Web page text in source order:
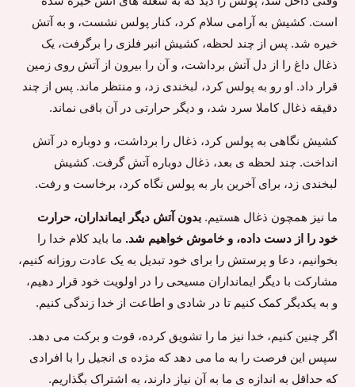
است. کشیش به آرامی سلام کرد، کنار پولس نشست، و به آتش
خیره شد. پس از چند لحظه، کشیش انبر فلزی را برگرفت، یک
ذغال داغ را از دل آتش برداشت، و آن را بیرون از آتش روی زمین
قرار داد. او رو به پولس کرد، لبخندی زد، و منتظر ماند. پس از چند
دقیقه ذغال کاملا سرد شد، و دیگر حرارتی در آن باقی نماند.
کشیش نگاهی به پولس کرد، ذغال را برداشت، و دوباره در آتش
انداخت. چند لحظه ی بعد، ذغال دوباره آتش گرفت. کشیش
لبخندی زد، برای آخرین بار به پولس نگاه کرد، برخاست و رفت.
ما نیز همچون ذغال هستیم.بدون آتش دیگر ایمانداران، حرارت
خود را از دست داده، و خاموش خواهیم شد. ما باید کلام خدا را
بخوانیم، دعا و پرستش را برای خود تبدیل به یک عادت روزانه کنیم،
مشارکت با دیگر ایمانداران مسیحی را در اولویت خود قرار دهیم،
و به یکدیگر کمک کنیم تا در شادی و اطاعت از خدا زندگی کنیم.
اگر چنین کنیم، خدا نیز ما را تشویق کرده، قوت و برکت می دهد.
سپس این فرصت را به ما می دهد که مژده ی انجیل را با افرادی
که حداقل به اندازه ی ما به آن نیاز دارند، به اشتراک بگذاریم.